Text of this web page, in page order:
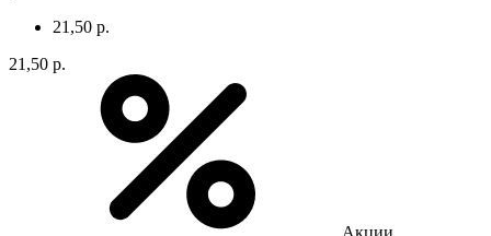
21,50 р.
21,50 р.
Акции